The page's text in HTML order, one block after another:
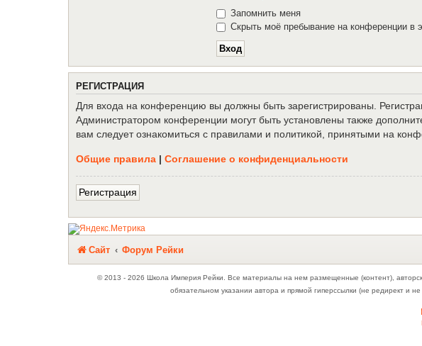
Запомнить меня
Скрыть моё пребывание на конференции в
РЕГИСТРАЦИЯ
Для входа на конференцию вы должны быть зарегистрированы.
Администратором конференции могут быть установлены также
вам следует ознакомиться с правилами и политикой, принятыми на
Общие правила | Соглашение о конфиденциальности
Регистрация
Сайт Форум Рейки
Связаться с
© 2013 - 2026 Школа Империя Рейки. Все материалы на нем размещенные (контент),
обязательном указании автора и прямой гиперссылки (не редирект и